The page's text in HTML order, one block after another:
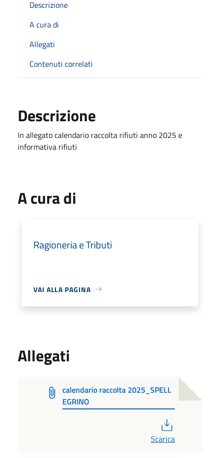
Descrizione
A cura di
Allegati
Contenuti correlati
Descrizione
In allegato calendario raccolta rifiuti anno 2025 e
informativa rifiuti
A cura di
Ragioneria e Tributi
VAI ALLA PAGINA
Allegati
calendario raccolta 2025_SPELL
EGRINO
Scarica